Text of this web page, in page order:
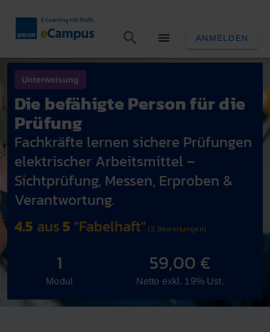
ANMELDEN
Unterweisung
Die befähigte Person für die
Prüfung
Fachkräfte lernen sichere Prüfungen
elektrischer Arbeitsmittel –
Sichtprüfung, Messen, Erproben &
Verantwortung.
4.5 aus5 "Fabelhaft" (2 Bewertungen)
1
Modul
59,00 €
Netto exkl. 19% Ust.